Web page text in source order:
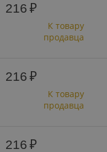
216 ₽
К товару
продавца
216 ₽
К товару
продавца
216 ₽